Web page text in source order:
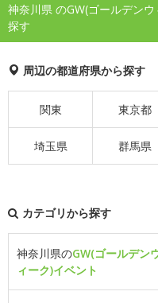
神奈川県 のGW(ゴールデン
探す
周辺の都道府県から探す
関東 東京都
埼玉県 群馬県
カテゴリから探す
神奈川県のGW(ゴールデン
ィーク)イベント